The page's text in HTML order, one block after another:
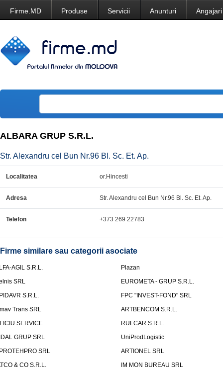
Firme.MD Produse Servicii Anunturi Angajari
ALBARA GRUP S.R.L.
Str. Alexandru cel Bun Nr.96 Bl. Sc. Et. Ap.
Localitatea or.Hincesti
Adresa Str. Alexandru cel Bun Nr.96 Bl. Sc. Et. Ap.
Telefon +373 269 22783
Firme similare sau categorii asociate
AGIL S.R.L.
Plazan
SRL
EUROMETA - GRUP S.R.L.
S.R.L.
FPC "INVEST-FOND" SRL
Trans SRL
ARTBENCOM S.R.L.
SERVICE
RULCAR S.R.L.
GRUP SRL
UniProdLogistic
SRL
ARTIONEL SRL
& CO S.R.L.
IM MON BUREAU SRL